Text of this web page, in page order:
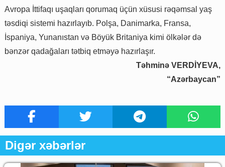
Avropa İttifaqı uşaqları qorumaq üçün xüsusi rəqəmsal yaş
təsdiqi sistemi hazırlayıb. Polşa, Danimarka, Fransa,
İspaniya, Yunanıstan və Böyük Britaniya kimi ölkələr də
bənzər qadağaları tətbiq etməyə hazırlaşır.
Təhminə VERDİYEVA,
“Azərbaycan”
Digər xəbərlər